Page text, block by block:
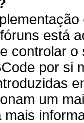
está
controlar
por si
um
mais